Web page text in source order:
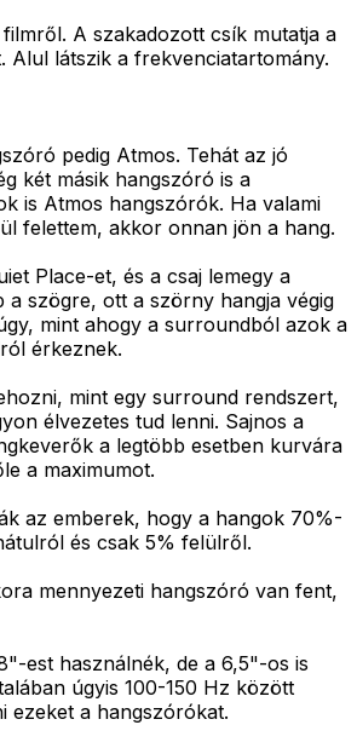
A szakadozott csík mutatja a
Alul látszik a frekvenciatartomány.
pedig Atmos. Tehát az jó
két másik hangszóró is a
is Atmos hangszórók. Ha valami
felettem, akkor onnan jön a hang.
Place-et, és a csaj lemegy a
a szögre, ott a szörny hangja végig
mint ahogy a surroundból azok a
érkeznek.
mint egy surround rendszert,
élvezetes tud lenni. Sajnos a
a legtöbb esetben kurvára
a maximumot.
az emberek, hogy a hangok 70%-
és csak 5% felülről.
mennyezeti hangszóró van fent,
est használnék, de a 6,5"-os is
úgyis 100-150 Hz között
ezeket a hangszórókat.